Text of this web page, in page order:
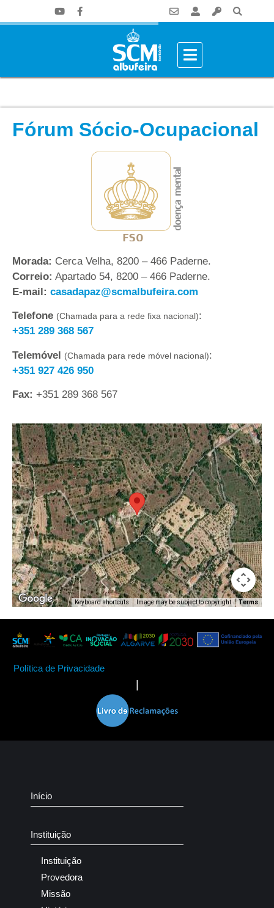
Fórum Sócio-Ocupacional
Morada: Cerca Velha, 8200 – 466 Paderne.
Correio: Apartado 54, 8200 – 466 Paderne.
E-mail: casadapaz@scmalbufeira.com
Telefone (Chamada para a rede fixa nacional):
+351 289 368 567
Telemóvel (Chamada para rede móvel nacional):
+351 927 426 950
Fax: +351 289 368 567
Keyboard shortcuts Image may be subject to copyright Terms
Política de Privacidade
|
Início
Instituição
Instituição
Provedora
Missão